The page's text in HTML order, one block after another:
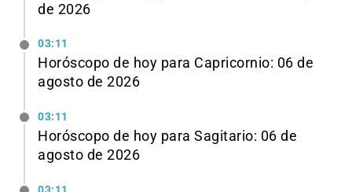
de 2026
03:11
Horóscopo de hoy para Capricornio: 06 de
agosto de 2026
03:11
Horóscopo de hoy para Sagitario: 06 de
agosto de 2026